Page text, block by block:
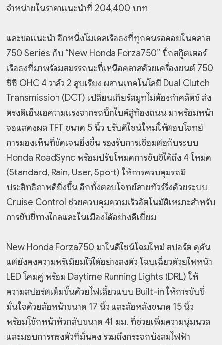
จำหน่ายในราคาแนะนำที่ 204,400 บาท
และขอแนะนำ อีกหนึ่งโมเดลเรือธงที่ทุกคนรอคอยในคลาส
750 Series กับ “New Honda Forza750” บิ๊กสกู๊ตเตอร์
เรือธงที่มาพร้อมสมรรถนะที่เหนือคลาสด้วยเครื่องยนต์ 750
ซีซี OHC 4 วาล์ว 2 สูบเรียง ผสานเทคโนโลยี Dual Clutch
Transmission (DCT) เปลี่ยนเกียร์สมูทไม่ต้องกำคลัตช์ ส่ง
ตรงดีเอ็นเอความแรงจากรถบิ๊กไบค์สู่ท้องถนน มาพร้อมหน้า
จอแสดงผล TFT ขนาด 5 นิ้ว ปรับดีไซน์ใหม่ให้ตอบโจทย์
การมองเห็นที่ชัดเจนยิ่งขึ้น รองรับการเชื่อมต่อกับระบบ
Honda RoadSync พร้อมปรับโหมดการขับขี่ได้ถึง 4 โหมด
(Standard, Rain, User, Sport) ให้การควบคุมรถมี
ประสิทธิภาพดียิ่งขึ้น อีกทั้งตอบโจทย์สายทัวร์ริ่งด้วยระบบ
Cruise Control ช่วยควบคุมความเร็วอัตโนมัติเหมาะสำหรับ
การขับขี่ทางไกลและในเมืองได้อย่างดีเยี่ยม
New Honda Forza750 มาในดีไซน์โฉมใหม่ สปอร์ต ดุดัน
แต่ยังคงความพรีเมียมไว้ได้อย่างลงตัว โฉบเฉี่ยวด้วยไฟหน้า
LED โคมคู่ พร้อม Daytime Running Lights (DRL) ให้
ความสปอร์ตเต็มขั้นด้วยไฟเลี้ยวแบบ Built-in ให้การขับขี่
มั่นใจด้วยล้อหน้าขนาด 17 นิ้ว และล้อหลังขนาด 15 นิ้ว
พร้อมโช้กหน้าหัวกลับขนาด 41 มม. ที่ช่วยเพิ่มความนุ่มนวล
และมอบการทรงตัวที่มั่นคง รวมถึงกระจกบังลมไฟฟ้า